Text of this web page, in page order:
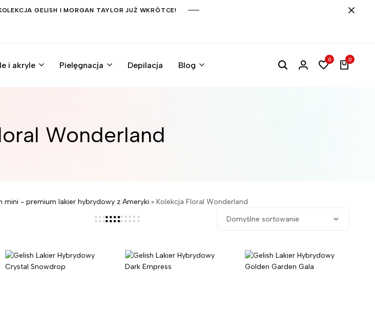
GELISH I MORGAN TAYLOR JUŻ WKRÓTCE!
i akryle Pielęgnacja Depilacja Blog
0 0
Wonderland
mini - premium lakier hybrydowy z Ameryki »Kolekcja Floral Wonderland